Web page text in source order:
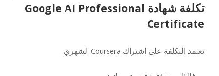
تكلفة شهادة Google AI Professional
Certificate
تعتمد التكلفة على اشتراك Coursera الشهري.